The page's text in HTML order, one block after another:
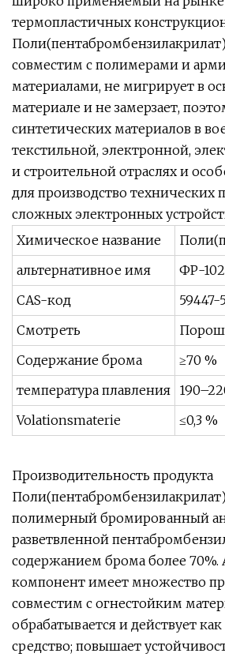
термопластичных
совместим с полимерами и
материалами, не мигрирует в
материале и не замерзает,
синтетических материалов в
текстильной, электронной,
и строительной отраслях и
для производство технических
сложных электронных
Химическое название
альтернативное имя
ФР-
CAS-код
59447-
Смотреть
Содержание брома
≥70 %
температура плавления
Volationsmaterie
≤0,3 %
Производительность продукта
полимерный бромированный
разветвленной
содержанием брома более
компонент имеет множество
совместим с огнестойким
обрабатывается и действует
средство; повышает